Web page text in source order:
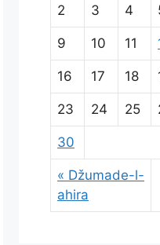
« Džumade-l-
ahira
2 3 4
9 10 11
16 17 18
23 24 25
30